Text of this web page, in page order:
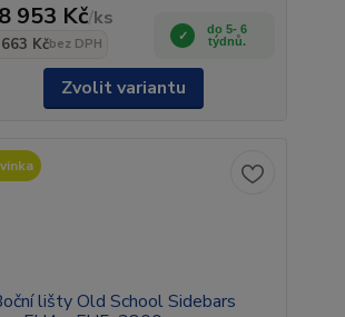
953 Kč/ks
Kčbez DPH
do 5- 6
týdnů.
Zvolit variantu